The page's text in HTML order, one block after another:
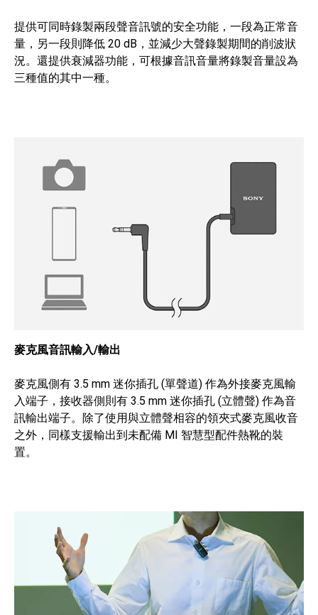
提供可同時錄製兩段聲音訊號的安全功能，一段為正常音
量，另一段則降低 20 dB，並減少大聲錄製期間的削波狀
況。還提供衰減器功能，可根據音訊音量將錄製音量設為
三種值的其中一種。
麥克風音訊輸入/輸出
麥克風側有 3.5 mm 迷你插孔 (單聲道) 作為外接麥克風輸
入端子，接收器側則有 3.5 mm 迷你插孔 (立體聲) 作為音
訊輸出端子。除了使用與立體聲相容的領夾式麥克風收音
之外，同樣支援輸出到未配備 MI 智慧型配件熱靴的裝
置。